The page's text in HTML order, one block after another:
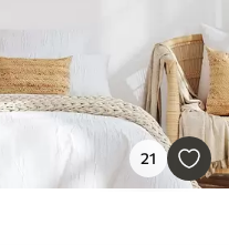
21